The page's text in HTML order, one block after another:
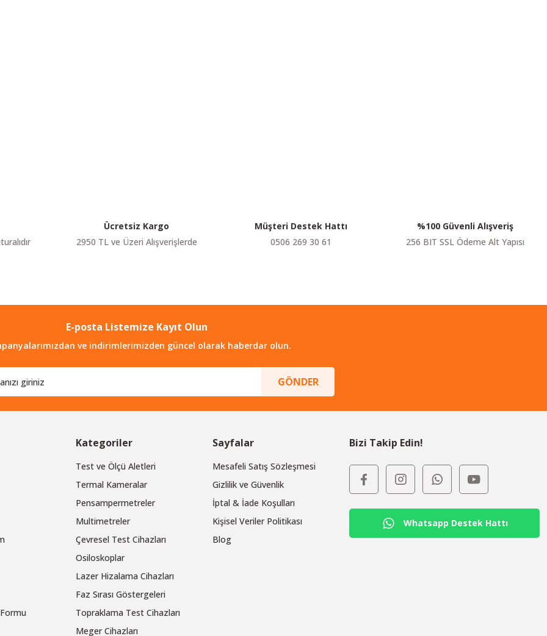
Gönder
Ücretsiz Kargo
2950 TL ve Üzeri Alışverişlerde
Müşteri Destek Hattı
0506 269 30 61
%100 Güvenli Alışveriş
256 BIT SSL Ödeme Alt Yapısı
E-posta Listemize Kayıt Olun
ve indirimlerimizden güncel olarak haberdar olun.
GÖNDER
Kategoriler
Test ve Ölçü Aletleri
Termal Kameralar
Pensampermetreler
Multimetreler
Çevresel Test Cihazları
Osiloskoplar
Lazer Hizalama Cihazları
Faz Sırası Göstergeleri
Topraklama Test Cihazları
Meger Cihazları
Sayfalar
Mesafeli Satış Sözleşmesi
Gizlilik ve Güvenlik
İptal & İade Koşulları
Kişisel Veriler Politikası
Blog
Bizi Takip Edin!
Whatsapp Destek Hattı